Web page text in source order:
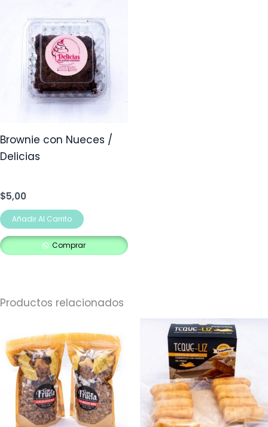
Brownie con Nueces /
Delicias
$5,00
Añadir Al Carrito
Comprar
Productos relacionados